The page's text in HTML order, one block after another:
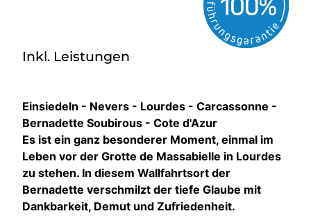
Inkl. Leistungen
Einsiedeln - Nevers - Lourdes - Carcassonne -
Bernadette Soubirous - Cote d'Azur
Es ist ein ganz besonderer Moment, einmal im
Leben vor der Grotte de Massabielle in Lourdes
zu stehen. In diesem Wallfahrtsort der
Bernadette verschmilzt der tiefe Glaube mit
Dankbarkeit, Demut und Zufriedenheit.